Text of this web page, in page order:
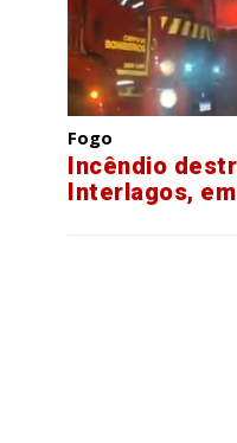
Fogo
Incêndio
Interlagos,